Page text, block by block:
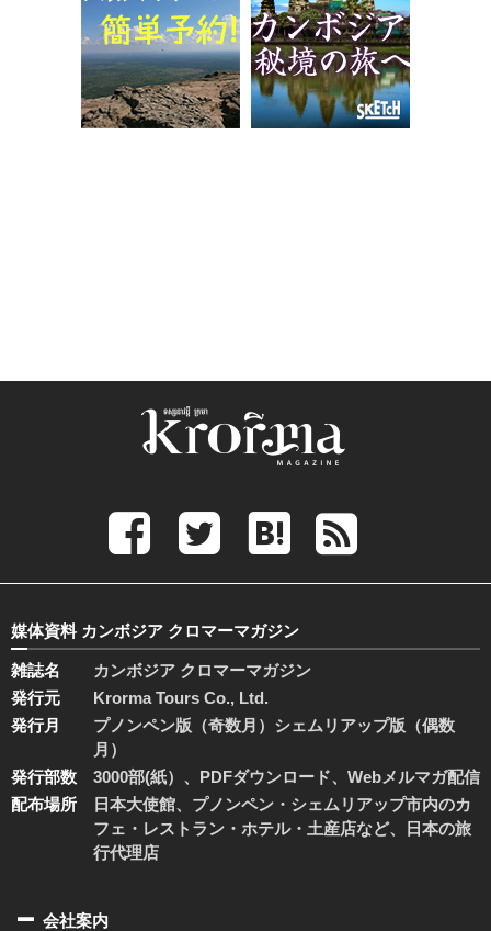
媒体資料 カンボジア クロマーマガジン
雑誌名
カンボジア クロマーマガジン
発行元
Krorma Tours Co., Ltd.
発行月
プノンペン版（奇数月）シェムリアップ版（偶数
月）
発行部数
3000部(紙）、PDFダウンロード、Webメルマガ配信
配布場所
日本大使館、プノンペン・シェムリアップ市内のカ
フェ・レストラン・ホテル・土産店など、日本の旅
行代理店
会社案内